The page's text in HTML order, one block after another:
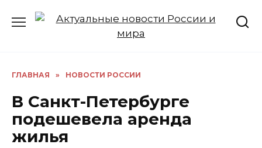
ГЛАВНАЯ » НОВОСТИ РОССИИ
В Санкт-Петербурге
подешевела аренда
жилья